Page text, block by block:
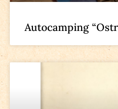
Autocamping